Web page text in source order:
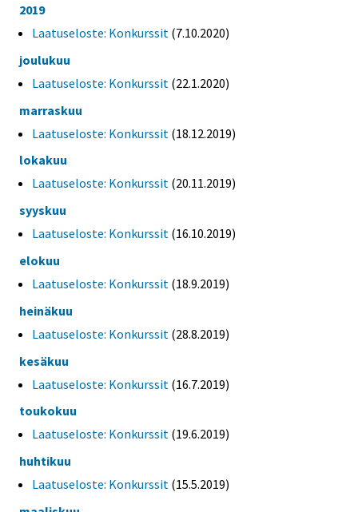
2019
Laatuseloste: Konkurssit (7.10.2020)
joulukuu
Laatuseloste: Konkurssit (22.1.2020)
marraskuu
Laatuseloste: Konkurssit (18.12.2019)
lokakuu
Laatuseloste: Konkurssit (20.11.2019)
syyskuu
Laatuseloste: Konkurssit (16.10.2019)
elokuu
Laatuseloste: Konkurssit (18.9.2019)
heinäkuu
Laatuseloste: Konkurssit (28.8.2019)
kesäkuu
Laatuseloste: Konkurssit (16.7.2019)
toukokuu
Laatuseloste: Konkurssit (19.6.2019)
huhtikuu
Laatuseloste: Konkurssit (15.5.2019)